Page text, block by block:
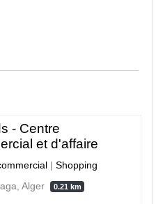
- Centre
et d'affaire
|Shopping
Alger
0.21 km